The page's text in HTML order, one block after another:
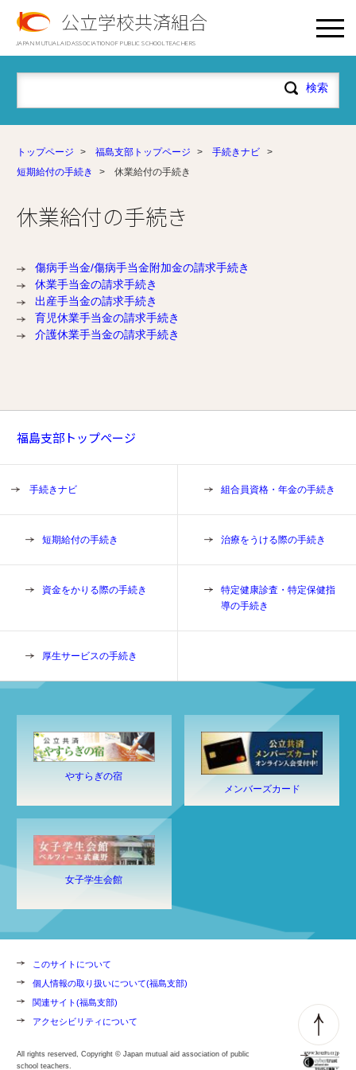
公立学校共済組合
JAPAN MUTUAL AID ASSOCIATION OF PUBLIC SCHOOL TEACHERS
トップページ > 福島支部トップページ > 手続きナビ
>
短期給付の手続き
> 休業給付の手続き
休業給付の手続き
傷病手当金/傷病手当金附加金の請求手続き
休業手当金の請求手続き
出産手当金の請求手続き
育児休業手当金の請求手続き
介護休業手当金の請求手続き
福島支部トップページ
手続きナビ 組合員資格・年金の手続き
短期給付の手続き 治療をうける際の手続き
資金をかりる際の手続き
特定健康診査・特定保健指
導の手続き
厚生サービスの手続き
やすらぎの宿
メンバーズカード
女子学生会館
このサイトについて
個人情報の取り扱いについて(福島支部)
関連サイト(福島支部)
アクセシビリティについて
All rights reserved, Copyright © Japan mutual aid association of public
school teachers.